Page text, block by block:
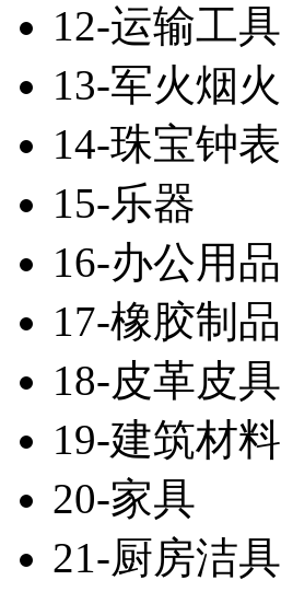
12-运输工具
13-军火烟火
14-珠宝钟表
15-乐器
16-办公用品
17-橡胶制品
18-皮革皮具
19-建筑材料
20-家具
21-厨房洁具